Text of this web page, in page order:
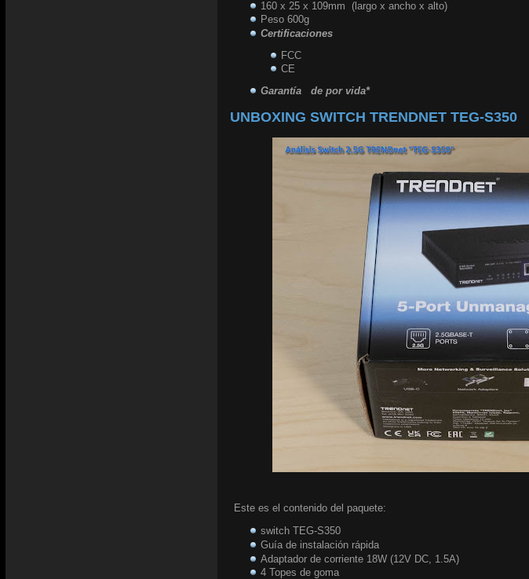
160 x 25 x 109mm (largo x ancho x alto)
Peso 600g
Certificaciones
FCC
CE
Garantía
	de
por vida*
UNBOXING SWITCH TRENDNET TEG-S350
Este es el contenido del paquete:
switch TEG-S350
Guía de instalación rápida
Adaptador de corriente 18W (12V DC, 1.5A)
4 Topes de goma